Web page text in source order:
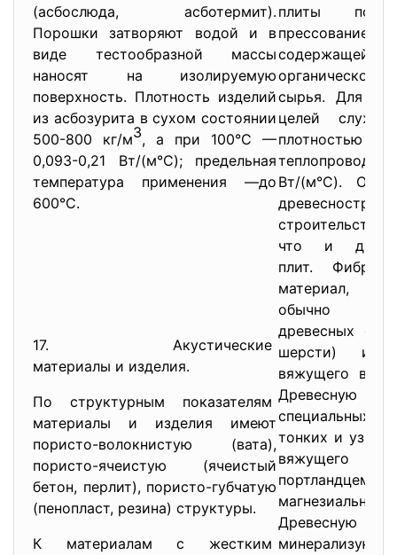
(асбослюда, асботермит).
Порошки затворяют водой и в
виде тестообразной массы
наносят на изолируемую
поверхность. Плотность изделий
из асбозурита в сухом состоянии
500-800 кг/м3, а при 100°С —
0,093-0,21 Вт/(м°С); предельная
температура применения —до
600°С.
17. Акустические
материалы и изделия.
По структурным показателям
материалы и изделия имеют
пористо-волокнистую (вата),
пористо-ячеистую (ячеистый
бетон, перлит), пористо-губчатую
(пенопласт, резина) структуры.
К материалам с жестким
плиты
сырья. Для
целей
плотностью
Вт/(м°С).
что и
плит.
материал,
обычно из
древесных
шерсти) и
вяжущего
Древесную
специальных
тонких и узких
вяжущего
Древесную